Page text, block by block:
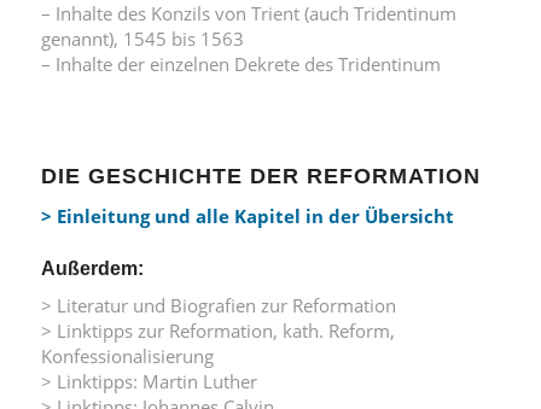
– Inhalte des Konzils von Trient (auch Tridentinum
genannt), 1545 bis 1563
– Inhalte der einzelnen Dekrete des Tridentinum
DIE GESCHICHTE DER REFORMATION
> Einleitung und alle Kapitel in der Übersicht
Außerdem:
> Literatur und Biografien zur Reformation
> Linktipps zur Reformation, kath. Reform,
Konfessionalisierung
> Linktipps: Martin Luther